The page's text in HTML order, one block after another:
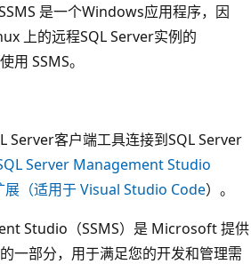
是一个Windows应用程序，因
上的远程SQL Server实例的
SSMS。
Server客户端工具连接到SQL Server
Server Management Studio
展（适用于 Visual Studio Code）。
Studio（SSMS）是 Microsoft 提供
一部分，用于满足您的开发和管理需